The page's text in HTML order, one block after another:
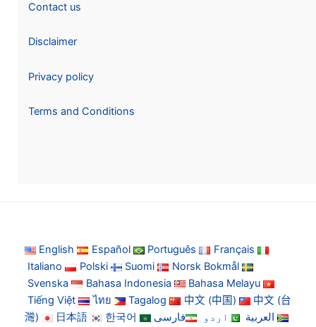
Contact us
Disclaimer
Privacy policy
Terms and Conditions
English Español Português
Français
Italiano
Polski Suomi
Norsk Bokmål
Svenska
Bahasa Indonesia
Bahasa Melayu
Tiếng Việt
ไทย Tagalog 中文 (中国)
中文 (台
灣)
日本語 한국어 العربية اردو
فارسی